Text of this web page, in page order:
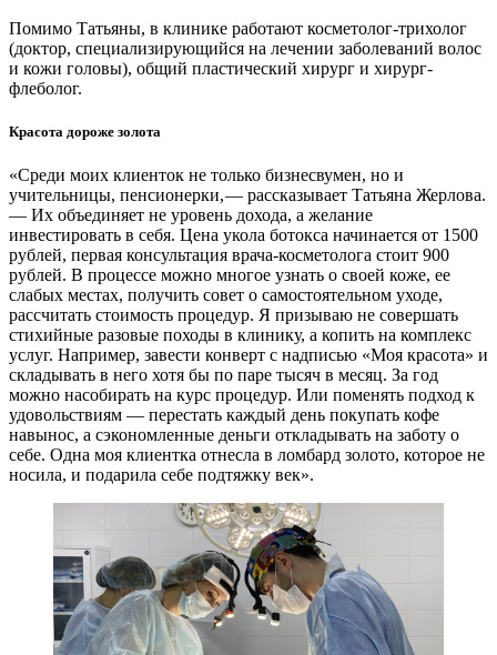
Помимо Татьяны, в клинике работают косметолог­-трихолог
(доктор, специализирующийся на лечении заболеваний волос
и кожи головы), общий пластический хирург и хирург­
флеболог.
Красота дороже золота
«Среди моих клиенток не только бизнесвумен, но и
учительницы, пенсионерки, — ​рассказывает Татьяна Жерлова.
— ​Их объединяет не уровень дохода, а желание
инвестировать в себя. Цена укола ботокса начинается от 1500
рублей, первая консультация врача­-косметолога стоит 900
рублей. В процессе можно многое узнать о своей коже, ее
слабых местах, получить совет о самостоятельном уходе,
рассчитать стоимость процедур. Я призываю не совершать
стихийные разовые походы в клинику, а копить на комплекс
услуг. Например, завести конверт с надписью «Моя красота» и
складывать в него хотя бы по паре тысяч в месяц. За год
можно насобирать на курс процедур. Или поменять подход к
удовольствиям — ​перестать каждый день покупать кофе
навынос, а сэкономленные деньги откладывать на заботу о
себе. Одна моя клиентка отнесла в ломбард золото, которое не
носила, и подарила себе подтяжку век».